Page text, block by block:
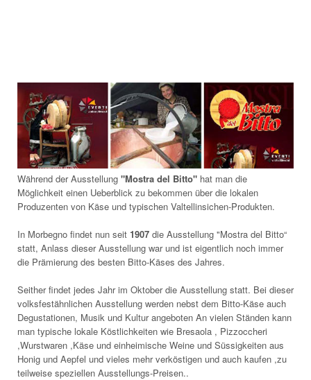
Während der Ausstellung "Mostra del Bitto" hat man die
Möglichkeit einen Ueberblick zu bekommen über die lokalen
Produzenten von Käse und typischen Valtellinsichen-Produkten.
In Morbegno findet nun seit 1907 die Ausstellung "Mostra del Bitto“
statt, Anlass dieser Ausstellung war und ist eigentlich noch immer
die Prämierung des besten Bitto-Käses des Jahres.
Seither findet jedes Jahr im Oktober die Ausstellung statt. Bei dieser
volksfestähnlichen Ausstellung werden nebst dem Bitto-Käse auch
Degustationen, Musik und Kultur angeboten An vielen Ständen kann
man typische lokale Köstlichkeiten wie Bresaola , Pizzoccheri
,Wurstwaren ,Käse und einheimische Weine und Süssigkeiten aus
Honig und Aepfel und vieles mehr verköstigen und auch kaufen ,zu
teilweise speziellen Ausstellungs-Preisen..